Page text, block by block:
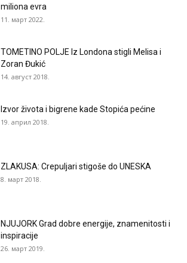
miliona evra
11. март 2022.
TOMETINO POLJE Iz Londona stigli Melisa i
Zoran Đukić
14. август 2018.
Izvor života i bigrene kade Stopića pećine
19. април 2018.
ZLAKUSA: Crepuljari stigoše do UNESKA
8. март 2018.
NJUJORK Grad dobre energije, znamenitosti i
inspiracije
26. март 2019.